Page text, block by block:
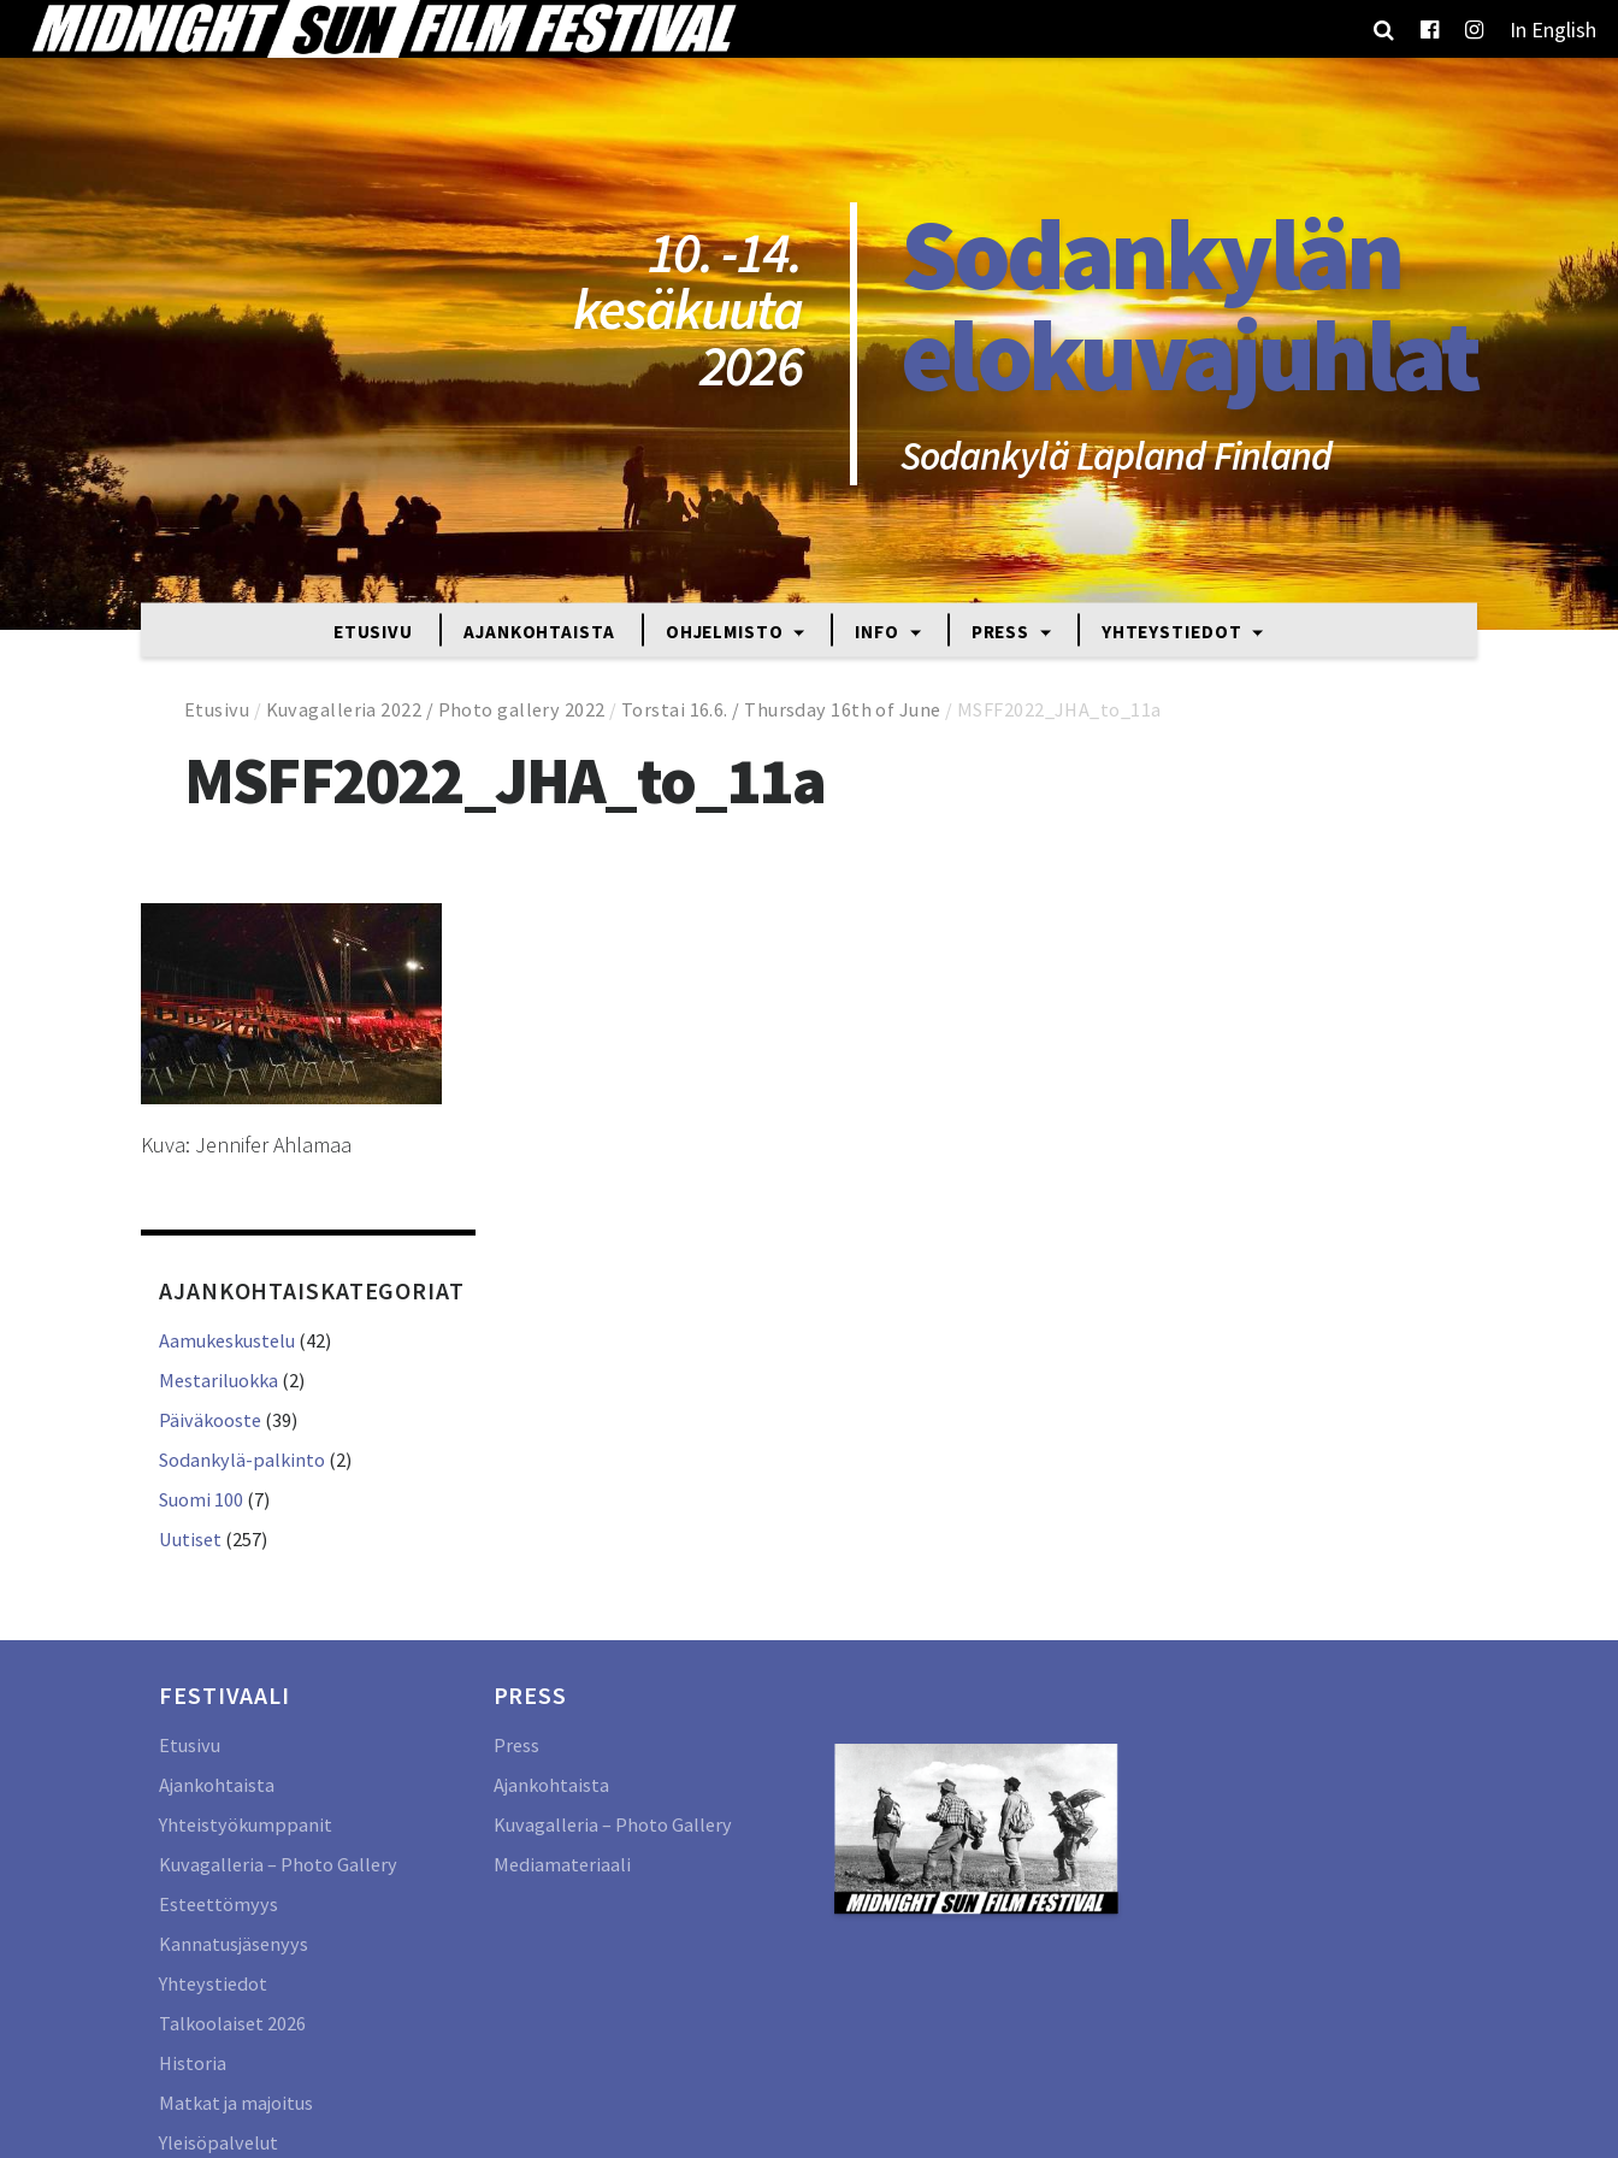
In English
10. -14.
kesäkuuta
2026
Sodankylän
elokuvajuhlat
Sodankylä Lapland Finland
ETUSIVU AJANKOHTAISTA OHJELMISTO INFO PRESS YHTEYSTIEDOT
Etusivu / Kuvagalleria 2022 / Photo gallery 2022 / Torstai 16.6. / Thursday 16th of June / MSFF2022_JHA_to_11a
MSFF2022_JHA_to_11a
Kuva: Jennifer Ahlamaa
AJANKOHTAISKATEGORIAT
Aamukeskustelu (42)
Mestariluokka (2)
Päiväkooste (39)
Sodankylä-palkinto (2)
Suomi 100 (7)
Uutiset (257)
FESTIVAALI
Etusivu
Ajankohtaista
Yhteistyökumppanit
Kuvagalleria – Photo Gallery
Esteettömyys
Kannatusjäsenyys
Yhteystiedot
Talkoolaiset 2026
Historia
Matkat ja majoitus
Yleisöpalvelut
PRESS
Press
Ajankohtaista
Kuvagalleria – Photo Gallery
Mediamateriaali